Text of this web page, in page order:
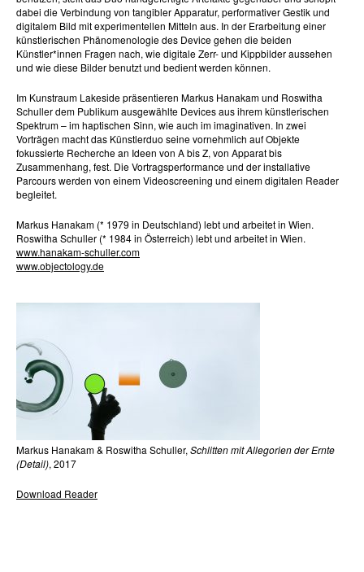
dabei die Verbindung von tangibler Apparatur, performativer Gestik und
digitalem Bild mit experimentellen Mitteln aus. In der Erarbeitung einer
künstlerischen Phänomenologie des Device gehen die beiden
Künstler*innen Fragen nach, wie digitale Zerr- und Kippbilder aussehen
und wie diese Bilder benutzt und bedient werden können.
Im Kunstraum Lakeside präsentieren Markus Hanakam und Roswitha
Schuller dem Publikum ausgewählte Devices aus ihrem künstlerischen
Spektrum – im haptischen Sinn, wie auch im imaginativen. In zwei
Vorträgen macht das Künstlerduo seine vornehmlich auf Objekte
fokussierte Recherche an Ideen von A bis Z, von Apparat bis
Zusammenhang, fest. Die Vortragsperformance und der installative
Parcours werden von einem Videoscreening und einem digitalen Reader
begleitet.
Markus Hanakam (* 1979 in Deutschland) lebt und arbeitet in Wien.
Roswitha Schuller (* 1984 in Österreich) lebt und arbeitet in Wien.
www.hanakam-schuller.com
www.objectology.de
Markus Hanakam & Roswitha Schuller, Schlitten mit Allegorien der Ernte
(Detail), 2017
Download Reader